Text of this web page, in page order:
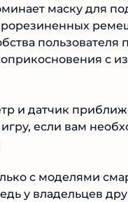
маску для
пользователя
с
и датчик
если вам
с моделями
у владельцев